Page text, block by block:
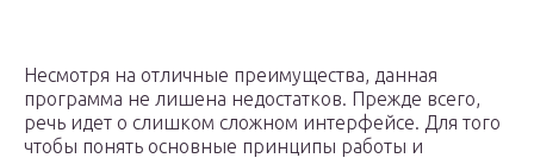
Несмотря на отличные преимущества, данная
программа не лишена недостатков. Прежде всего,
речь идет о слишком сложном интерфейсе. Для того
чтобы понять основные принципы работы и